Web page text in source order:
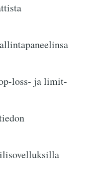
loss- ja limit-